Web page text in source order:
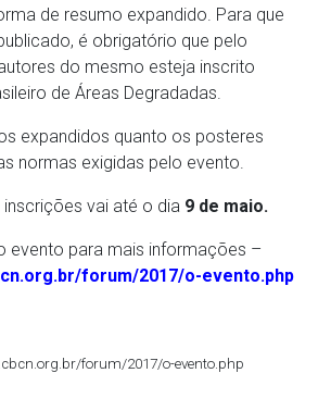
de resumo expandido. Para que
é obrigatório que pelo
do mesmo esteja inscrito
de Áreas Degradadas.
expandidos quanto os posteres
normas exigidas pelo evento.
inscrições vai até o dia 9 de maio.
evento para mais informações –
forum/2017/o-evento.php
forum/2017/o-evento.php